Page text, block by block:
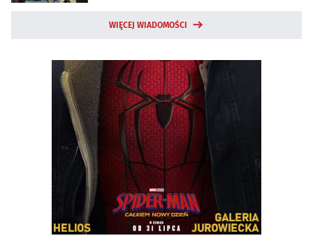
WIĘCEJ WIADOMOŚCI